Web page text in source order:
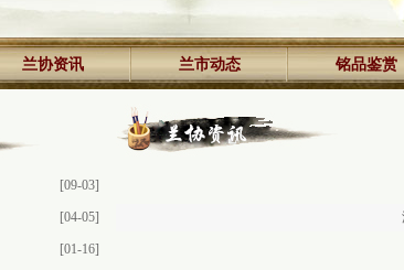
兰协资讯 兰市动态 铭品鉴赏
[09-03]
[04-05]
[01-16]